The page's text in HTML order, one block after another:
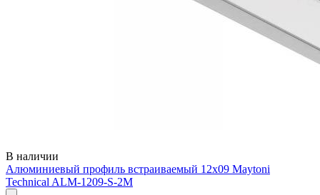
В наличии
Алюминиевый профиль встраиваемый 12x09 Maytoni
Technical ALM-1209-S-2M